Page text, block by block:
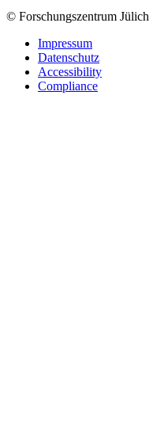
© Forschungszentrum Jülich
Impressum
Datenschutz
Accessibility
Compliance